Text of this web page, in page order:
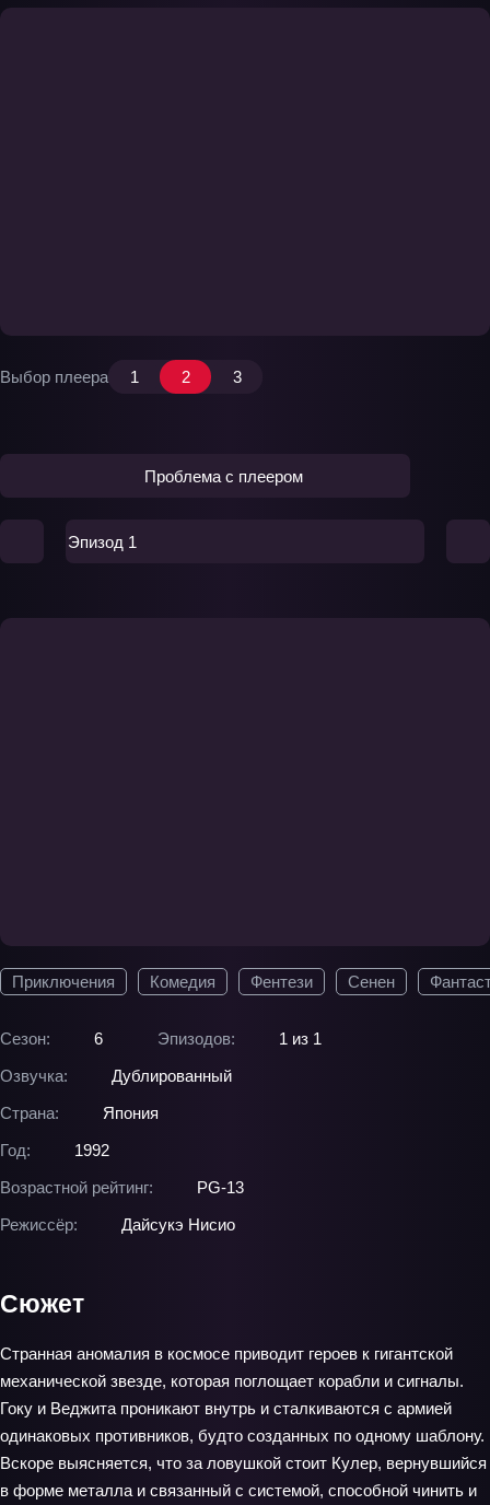
Приключения Комедия Фентези Сенен
Сезон: 6 Эпизодов:
1 из 1
Озвучка:
Дублированный
Страна:
Япония
Год:
1992
Возрастной рейтинг:
PG-13
Режиссёр:
Дайсукэ Нисио
Выбор плеера 1 2 3
Проблема с плеером
Эпизод 1
Сюжет
Странная аномалия в космосе приводит героев к гигантской
механической звезде, которая поглощает корабли и сигналы.
Гоку и Веджита проникают внутрь и сталкиваются с армией
одинаковых противников, будто созданных по одному шаблону.
Вскоре выясняется, что за ловушкой стоит Кулер, вернувшийся
в форме металла и связанный с системой, способной чинить и